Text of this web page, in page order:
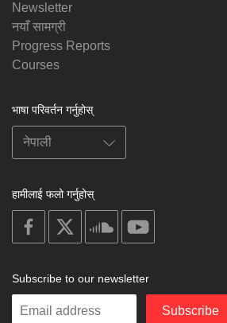
Newsletter
नयाँ सामग्री
Progress Reports
Courses
भाषा परिवर्तन गर्नुहोस्
हामीलाई फलो गर्नुहोस्
on
facebook
soundcloud
Subscribe to our newsletter
Enter
Subscribe